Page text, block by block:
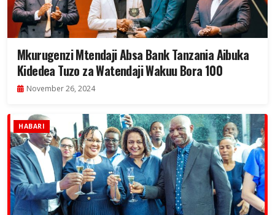
Mkurugenzi Mtendaji Absa Bank Tanzania Aibuka
Kidedea Tuzo za Watendaji Wakuu Bora 100
November 26, 2024
HABARI